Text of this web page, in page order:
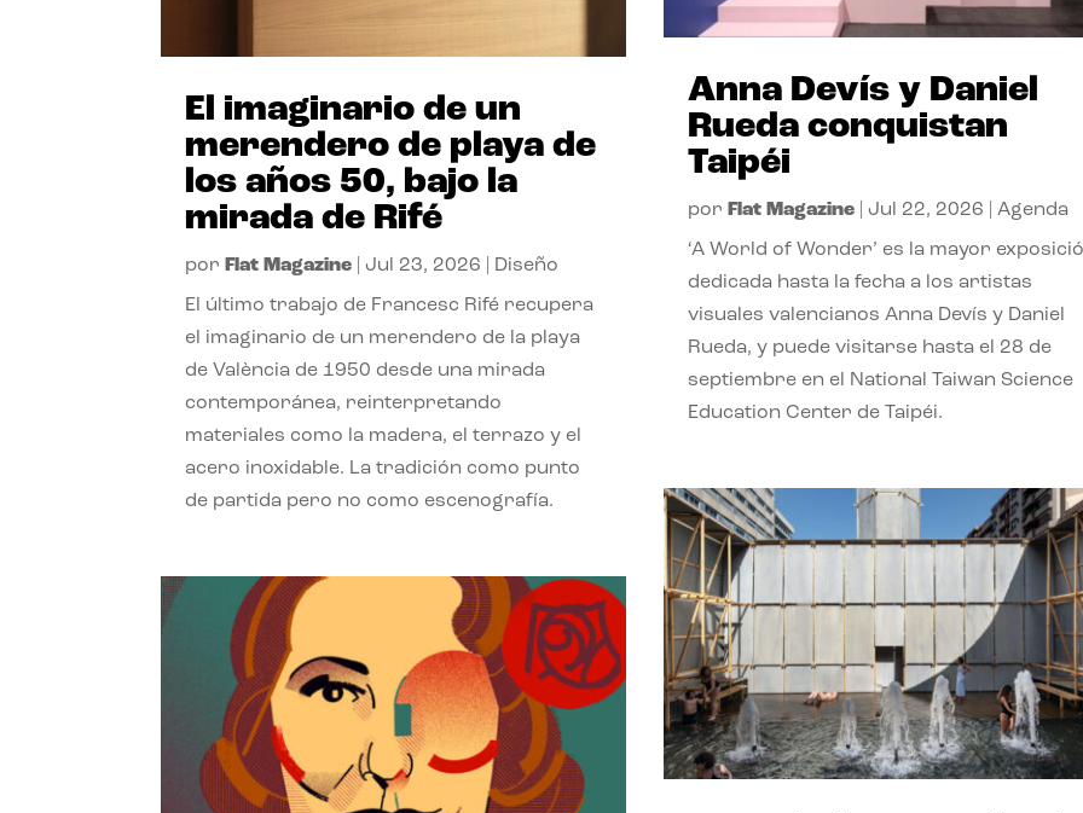
El imaginario de un
merendero de playa de
los años 50, bajo la
mirada de Rifé
por Flat Magazine Jul 23, 2026 Diseño
El último trabajo de Francesc Rifé recupera
el imaginario de un merendero de la playa
de València de 1950 desde una mirada
contemporánea, reinterpretando
materiales como la madera, el terrazo y el
acero inoxidable. La tradición como punto
de partida pero no como escenografía.
Anna Devís y Daniel
Rueda conquistan
Taipéi
por Flat Magazine| Jul 22, 2026 Agenda
‘A World of Wonder’ es la mayor
dedicada hasta la fecha a los artistas
visuales valencianos Anna Devís y Daniel
Rueda, y puede visitarse hasta el 28 de
septiembre en el National Taiwan Science
Education Center de Taipéi.